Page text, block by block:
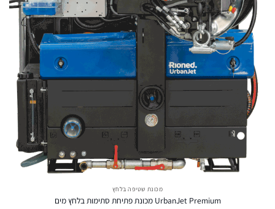
מכונת שטיפה בלחץ
UrbanJet Premium מכונת פתיחת סתימות בלחץ מים